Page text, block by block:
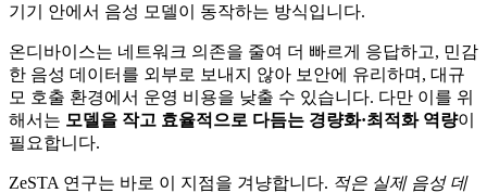
기기 안에서 음성 모델이 동작하는 방식입니다.
온디바이스는 네트워크 의존을 줄여 더 빠르게 응답하고, 민감
한 음성 데이터를 외부로 보내지 않아 보안에 유리하며, 대규
모 호출 환경에서 운영 비용을 낮출 수 있습니다. 다만 이를 위
해서는 모델을 작고 효율적으로 다듬는 경량화·최적화 역량이
필요합니다.
ZeSTA 연구는 바로 이 지점을 겨냥합니다. 적은 실제 음성 데